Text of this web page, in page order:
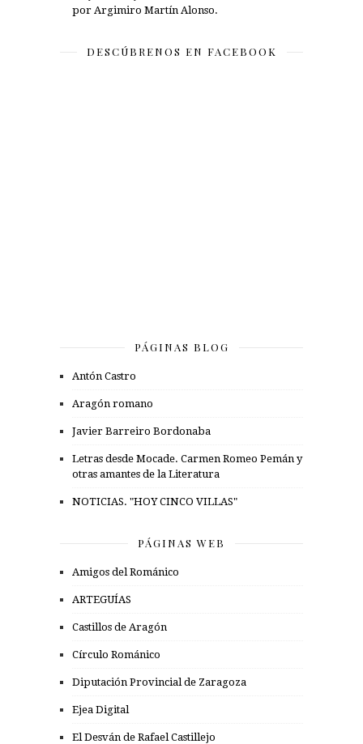
por Argimiro Martín Alonso.
DESCÚBRENOS EN FACEBOOK
PÁGINAS BLOG
Antón Castro
Aragón romano
Javier Barreiro Bordonaba
Letras desde Mocade. Carmen Romeo Pemán y
otras amantes de la Literatura
NOTICIAS. "HOY CINCO VILLAS"
PÁGINAS WEB
Amigos del Románico
ARTEGUÍAS
Castillos de Aragón
Círculo Románico
Diputación Provincial de Zaragoza
Ejea Digital
El Desván de Rafael Castillejo